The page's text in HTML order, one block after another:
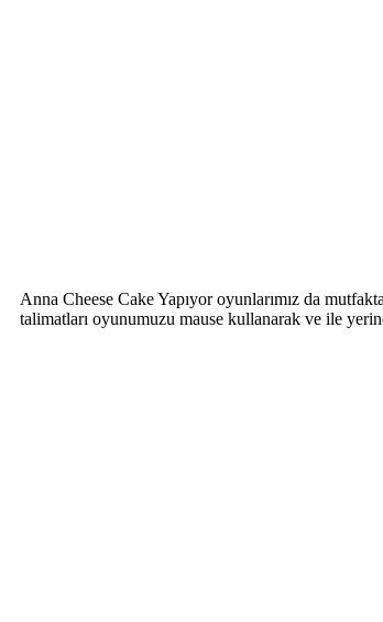
Anna Cheese Cake Yapıyor oyunlarımız da
talimatları oyunumuzu mause kullanarak ve ile